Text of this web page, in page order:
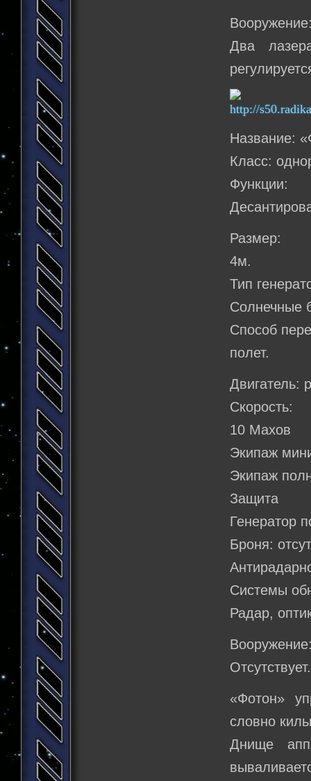
Два
Название:
Класс:
Функции:
Размер:
4м.
Тип
Солнечные
Способ
полет.
Двигатель:
Скорость:
10 Махов
Экипаж
Экипаж
Защита
Генератор
Броня:
Системы
Радар,
Отсутствует.
«Фотон»
словно
Днище